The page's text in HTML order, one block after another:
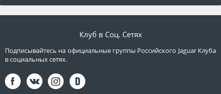
Клуб в Соц. Сетях
Подписывайтесь на официальные группы Российского Jaguar Клуба
в социальных сетях.